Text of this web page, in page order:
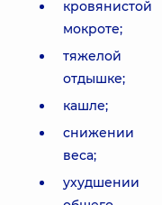
кровянистой
мокроте;
тяжелой
отдышке;
кашле;
снижении
веса;
ухудшении